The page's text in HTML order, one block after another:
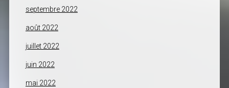
septembre 2022
août 2022
juillet 2022
juin 2022
mai 2022